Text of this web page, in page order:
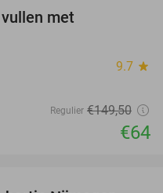
met
9.7 star
Regulier €149,50
€64